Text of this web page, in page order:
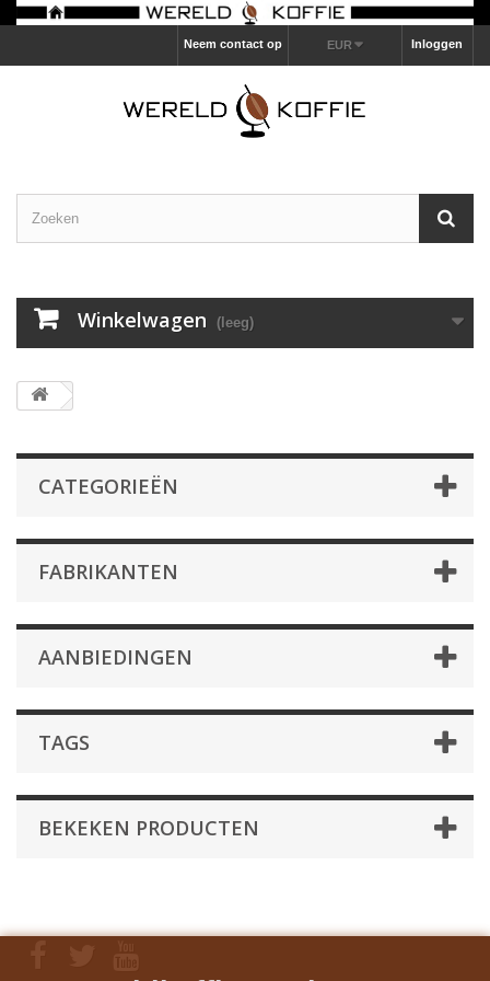
Inloggen
EUR
Neem contact op
Winkelwagen (leeg)
CATEGORIEËN
FABRIKANTEN
AANBIEDINGEN
TAGS
BEKEKEN PRODUCTEN